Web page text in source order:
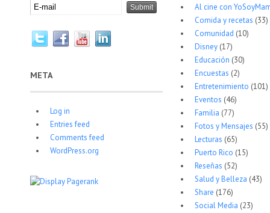
META
Log in
Entries feed
Comments feed
WordPress.org
Al cine con
Comida y recetas (33)
Comunidad (10)
Disney(17)
Educación (30)
Encuestas (2)
Entretenimiento (101)
Eventos (46)
Familia (77)
Fotos y Mensajes (55)
Lecturas (65)
Puerto Rico (15)
Reseñas (52)
Salud y Belleza (43)
Share (176)
Social Media (23)